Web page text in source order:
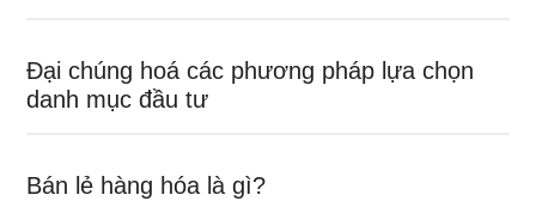
Đại chúng hoá các phương pháp lựa chọn
danh mục đầu tư
Bán lẻ hàng hóa là gì?